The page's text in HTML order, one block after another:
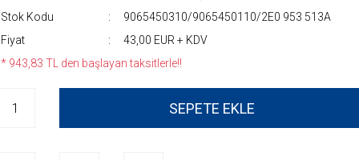
Stok Kodu
9065450310/9065450110/2E0 953 513A
Fiyat
43,00 EUR + KDV
* 943,83 TL den başlayan taksitlerle!!
SEPETE EKLE